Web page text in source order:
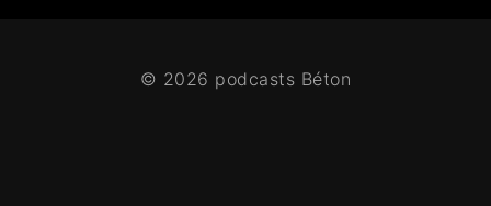
© 2026 podcasts Béton